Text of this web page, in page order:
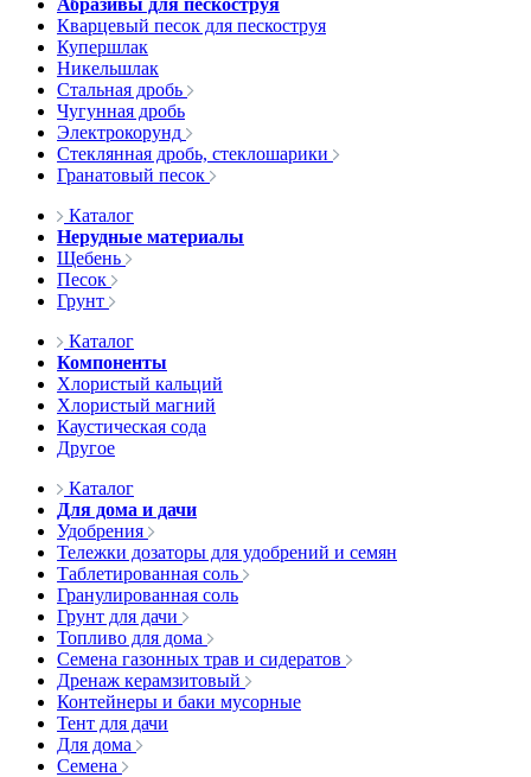
Абразивы для пескоструя
Кварцевый песок для пескоструя
Купершлак
Никельшлак
Стальная дробь
Чугунная дробь
Электрокорунд
Стеклянная дробь, стеклошарики
Гранатовый песок
Каталог
Нерудные материалы
Щебень
Песок
Грунт
Каталог
Компоненты
Хлористый кальций
Хлористый магний
Каустическая сода
Другое
Каталог
Для дома и дачи
Удобрения
Тележки дозаторы для удобрений и семян
Таблетированная соль
Гранулированная соль
Грунт для дачи
Топливо для дома
Семена газонных трав и сидератов
Дренаж керамзитовый
Контейнеры и баки мусорные
Тент для дачи
Для дома
Семена